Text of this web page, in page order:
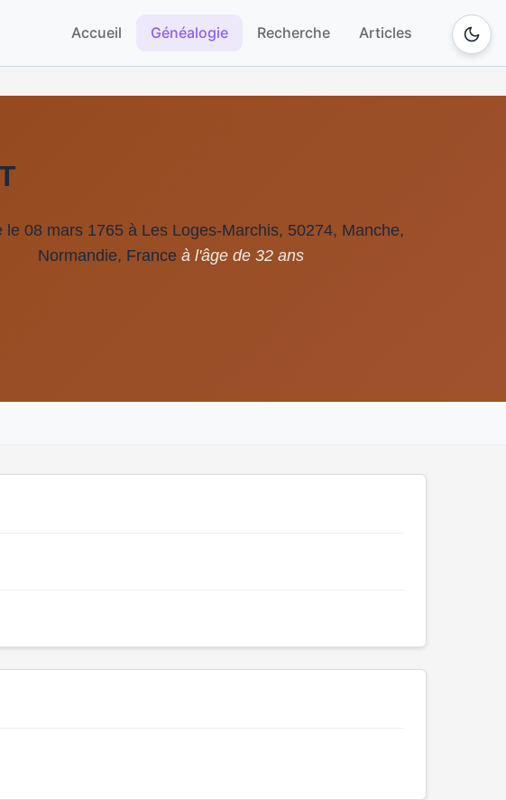
Accueil Généalogie Recherche Articles
le 08 mars 1765 à Les Loges-Marchis, 50274, Manche,
Normandie, France à l'âge de 32 ans